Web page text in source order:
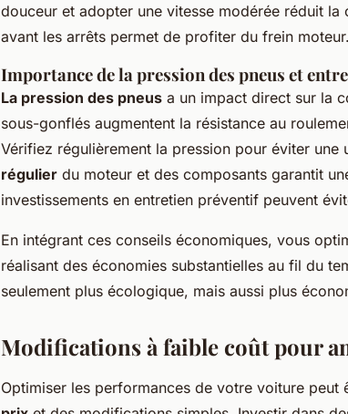
douceur et adopter une vitesse modérée réduit la
avant les arrêts permet de profiter du frein moteur.
Importance de la pression des pneus et
La pression des pneus a un impact direct sur la
sous-gonflés augmentent la résistance au
Vérifiez régulièrement la pression pour éviter une
régulier du moteur et des composants garantit
investissements en entretien préventif peuvent
En intégrant ces conseils économiques, vous
réalisant des économies substantielles au fil du
seulement plus écologique, mais aussi plus
Modifications à faible coût pour
Optimiser les performances de votre voiture peut